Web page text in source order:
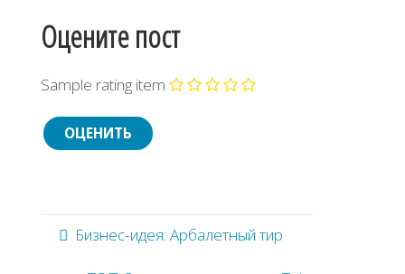
Оцените пост
Sample rating item
Бизнес-идея: Арбалетный тир